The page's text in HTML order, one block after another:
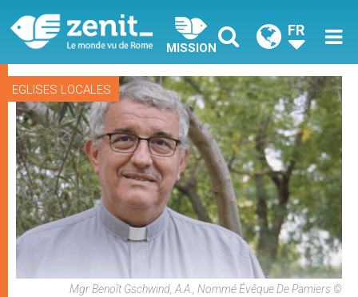
MISSION
FR
EGLISES LOCALES
Mgr Benoît Gschwind, A.a., Nommé Évêque De Pamiers ©